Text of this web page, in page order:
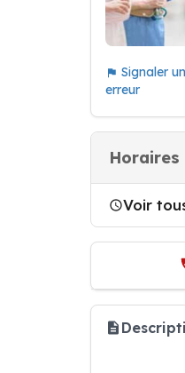
Signaler
erreur
Horaires
Voir